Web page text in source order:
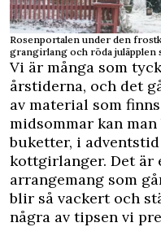
Rosenportalen under den
grangirlang och röda juläpplen
Vi är många som
årstiderna, och det
av material som
midsommar kan
buketter, i
kottgirlanger. Det är
arrangemang som
blir så vackert och
några av tipsen vi